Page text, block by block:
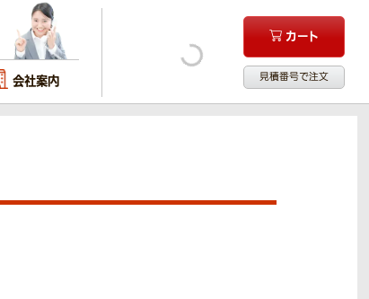
カート
見積番号で注文
会社案内